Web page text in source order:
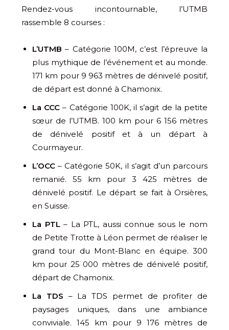
Rendez-vous incontournable, l’UTMB
rassemble 8 courses :
L’UTMB – Catégorie 100M, c’est l’épreuve la
plus mythique de l’événement et au monde.
171 km pour 9 963 mètres de dénivelé positif,
de départ est donné à Chamonix.
La CCC – Catégorie 100K, il s’agit de la petite
sœur de l’UTMB. 100 km pour 6 156 mètres
de dénivelé positif et à un départ à
Courmayeur.
L’OCC – Catégorie 50K, il s’agit d’un parcours
remanié. 55 km pour 3 425 mètres de
dénivelé positif. Le départ se fait à Orsières,
en Suisse.
La PTL– La PTL, aussi connue sous le nom
de Petite Trotte à Léon permet de réaliser le
grand tour du Mont-Blanc en équipe. 300
km pour 25 000 mètres de dénivelé positif,
départ de Chamonix.
La TDS – La TDS permet de profiter de
paysages uniques, dans une ambiance
conviviale. 145 km pour 9 176 mètres de